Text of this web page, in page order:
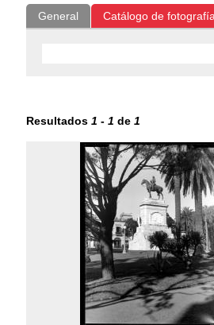
General Catálogo de
Resultados 1 - 1 de 1